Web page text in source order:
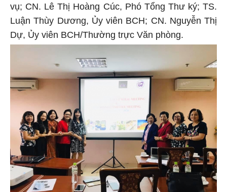
vụ; CN. Lê Thị Hoàng Cúc, Phó Tổng Thư ký; TS.
Luận Thùy Dương, Ủy viên BCH; CN. Nguyễn Thị
Dự, Ủy viên BCH/Thường trực Văn phòng.